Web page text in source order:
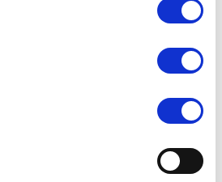
brug af cookies under
videre til vores Cookiepolitik,